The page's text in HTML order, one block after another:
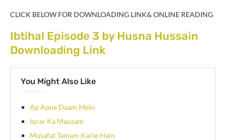
CLICK BELOW FOR DOWNLOADING LINK& ONLINE READING
Ibtihal Episode 3 by Husna Hussain
Downloading Link
You Might Also Like
Ap Apne Daam Mein
Iqrar Ka Mausam
Musafat Tamam Karte Hain